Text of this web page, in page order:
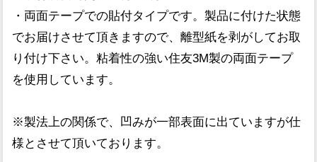
・両面テープでの貼付タイプです。製品に付けた状態
でお届けさせて頂きますので、離型紙を剥がしてお取
り付け下さい。粘着性の強い住友3M製の両面テープ
を使用しています。
※製法上の関係で、凹みが一部表面に出ていますが仕
様とさせて頂いております。